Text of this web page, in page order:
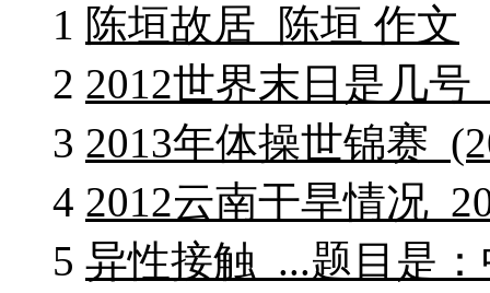
1 陈垣故居_陈垣 作文
2 2012世界末日是几号
3 2013年体操世锦赛
4 2012云南干旱情况
5 异性接触_...题目是